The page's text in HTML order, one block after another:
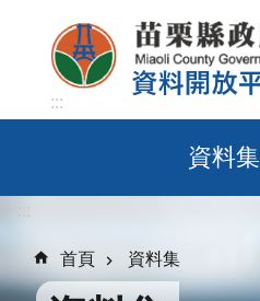
跳到主要內容區塊
:::
資料集
:::
首頁 資料集